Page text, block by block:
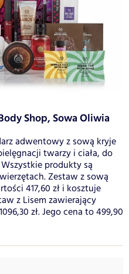
Shop, Sowa Oliwia
adwentowy z sową kryje
twarzy i ciała, do
produkty są
Zestaw z sową
417,60 zł i kosztuje
z Lisem zawierający
zł. Jego cena to 499,90